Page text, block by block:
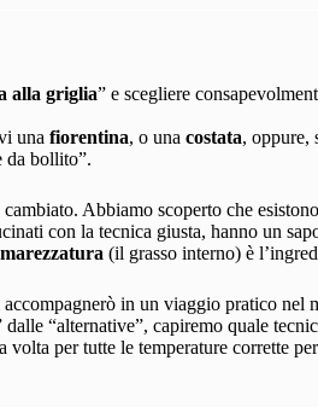
alla griglia” e scegliere
una fiorentina, o una costata, oppure,
da bollito”.
Abbiamo scoperto che
con la tecnica giusta, hanno un
marezzatura (il grasso interno) è
in un viaggio pratico nel
“alternative”, capiremo quale
volta per tutte le temperature corrette